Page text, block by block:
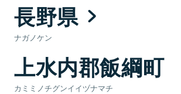
長野県
ナガノケン
上水内郡飯綱町
カミミノチグンイイヅナマチ